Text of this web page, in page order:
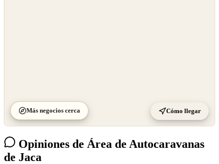
Más negocios cerca Cómo llegar
Opiniones de Área de Autocaravanas
de Jaca